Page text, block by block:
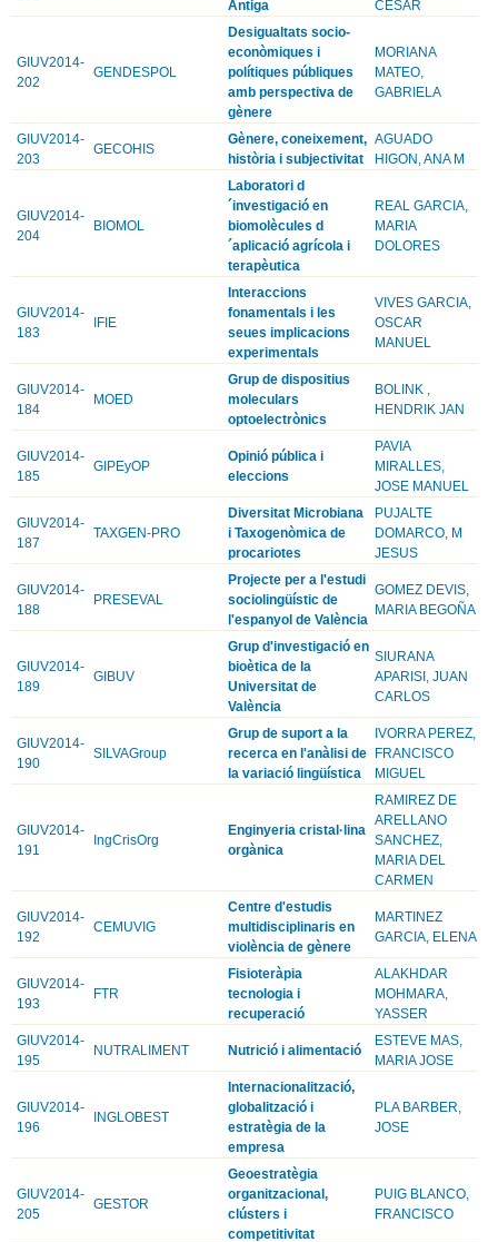
Antiga
CESAR
GIUV2014-
202
GENDESPOL
Desigualtats socio-
econòmiques i
polítiques públiques
amb perspectiva de
gènere
MORIANA
MATEO,
GABRIELA
GIUV2014-
203
GECOHIS
Gènere, coneixement,
història i subjectivitat
AGUADO
HIGON, ANA M
GIUV2014-
204
BIOMOL
Laboratori d
´investigació en
biomolècules d
´aplicació agrícola i
terapèutica
REAL GARCIA,
MARIA
DOLORES
GIUV2014-
183
IFIE
Interaccions
fonamentals i les
seues implicacions
experimentals
VIVES GARCIA,
OSCAR
MANUEL
GIUV2014-
184
MOED
Grup de dispositius
moleculars
optoelectrònics
BOLINK ,
HENDRIK JAN
GIUV2014-
185
GIPEyOP
Opinió pública i
eleccions
PAVIA
MIRALLES,
JOSE MANUEL
GIUV2014-
187
TAXGEN-PRO
Diversitat Microbiana
i Taxogenòmica de
procariotes
PUJALTE
DOMARCO, M
JESUS
GIUV2014-
188
PRESEVAL
Projecte per a l'estudi
sociolingüístic de
l'espanyol de València
GOMEZ DEVIS,
MARIA BEGOÑA
GIUV2014-
189
GIBUV
Grup d'investigació en
bioètica de la
Universitat de
València
SIURANA
APARISI, JUAN
CARLOS
GIUV2014-
190
SILVAGroup
Grup de suport a la
recerca en l'anàlisi de
la variació lingüística
IVORRA PEREZ,
FRANCISCO
MIGUEL
GIUV2014-
191
IngCrisOrg
Enginyeria cristal·lina
orgànica
RAMIREZ DE
ARELLANO
SANCHEZ,
MARIA DEL
CARMEN
GIUV2014-
192
CEMUVIG
Centre d'estudis
multidisciplinaris en
violència de gènere
MARTINEZ
GARCIA, ELENA
GIUV2014-
193
FTR
Fisioteràpia
tecnologia i
recuperació
ALAKHDAR
MOHMARA,
YASSER
GIUV2014-
195
NUTRALIMENT Nutrició i alimentació
ESTEVE MAS,
MARIA JOSE
GIUV2014-
196
INGLOBEST
Internacionalització,
globalització i
estratègia de la
empresa
PLA BARBER,
JOSE
GIUV2014-
205
GESTOR
Geoestratègia
organitzacional,
clústers i
competitivitat
PUIG BLANCO,
FRANCISCO